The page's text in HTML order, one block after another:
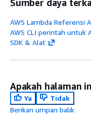
Sumber daya
AWS Lambda Referensi
AWS CLI perintah untuk
SDK & Alat
Apakah halaman
Ya
Tidak
Berikan umpan balik